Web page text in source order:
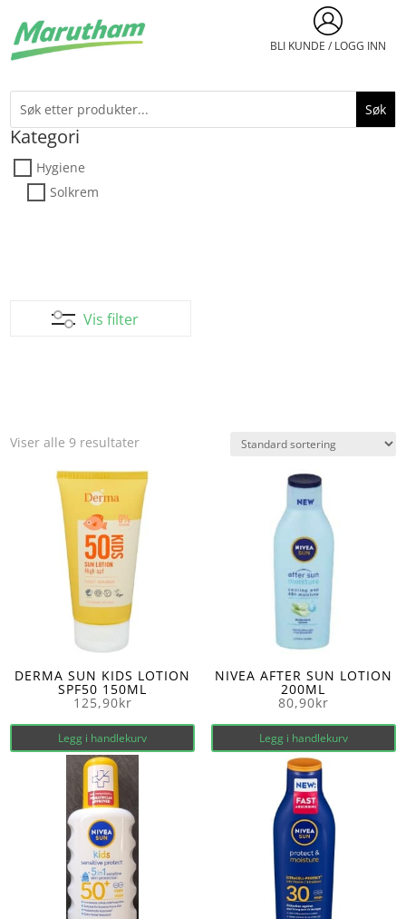
BLI KUNDE / LOGG INN
Kategori
Hygiene
Solkrem
Vis filter
Viser alle 9 resultater
DERMA SUN KIDS LOTION
SPF50 150ML
125,90kr
Legg i handlekurv
NIVEA AFTER SUN LOTION
200ML
80,90kr
Legg i handlekurv